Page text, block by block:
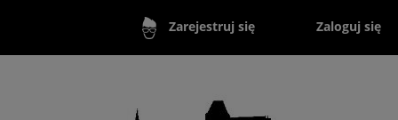
Zarejestruj się Zaloguj się